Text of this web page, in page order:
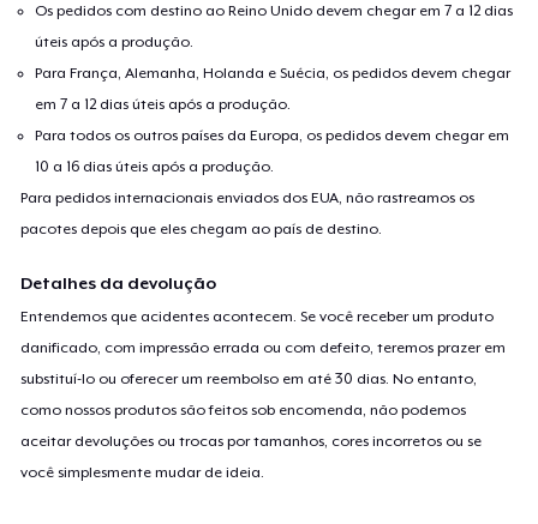
Os pedidos com destino ao Reino Unido devem chegar em 7 a 12 dias
úteis após a produção.
Para França, Alemanha, Holanda e Suécia, os pedidos devem chegar
em 7 a 12 dias úteis após a produção.
Para todos os outros países da Europa, os pedidos devem chegar em
10 a 16 dias úteis após a produção.
Para pedidos internacionais enviados dos EUA, não rastreamos os
pacotes depois que eles chegam ao país de destino.
Detalhes da devolução
Entendemos que acidentes acontecem. Se você receber um produto
danificado, com impressão errada ou com defeito, teremos prazer em
substituí-lo ou oferecer um reembolso em até 30 dias. No entanto,
como nossos produtos são feitos sob encomenda, não podemos
aceitar devoluções ou trocas por tamanhos, cores incorretos ou se
você simplesmente mudar de ideia.